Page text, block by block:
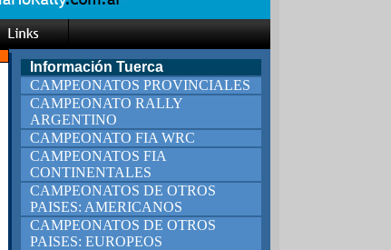
Información Tuerca
CAMPEONATOS PROVINCIALES
CAMPEONATO RALLY
ARGENTINO
CAMPEONATO FIA WRC
CAMPEONATOS FIA
CONTINENTALES
CAMPEONATOS DE OTROS
PAISES: AMERICANOS
CAMPEONATOS DE OTROS
PAISES: EUROPEOS